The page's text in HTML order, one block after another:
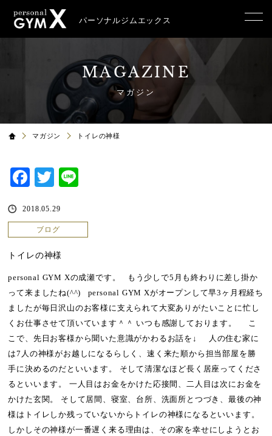
パーソナルジムエックス
MAGAZINE
マガジン
マガジン トイレの神様
Facebook
Twitter
2018.05.29
ブログ
トイレの神様
personal GYM Xの成瀬です。 もう少しで5月も終わりに差し掛か
って来ましたね(^^) personal GYM Xがオープンして早3ヶ月程経ち
ましたが毎日沢山のお客様に支えられて大変ありがたいことに忙し
くお仕事させて頂いています＾＾ いつも感謝しております。 こ
こで、先日お客様から聞いた意識がかわるお話を↓ 人の住む家に
は7人の神様がお越しになるらしく、速く来た順から担当部屋を勝
手に決めるのだといいます。 そして清潔なほど長く居座ってくださ
るといいます。 一人目はお金をかけた応接間、二人目は次にお金を
かけた玄関。 そして居間、寝室、台所、洗面所とつづき、最後の神
様はトイレしか残っていないからトイレの神様になるといいます。
しかしその神様が一番遅く来る理由は、その家を幸せにしようとお